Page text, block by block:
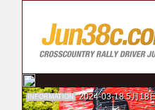
INFORMATION 2024-03-18 5月18